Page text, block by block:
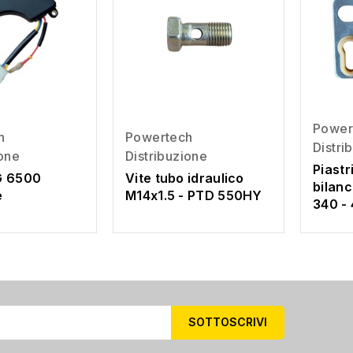
6500
Powertech
Distribuzione
Vite tubo idraulico
M14x1.5 - PTD 550HY
340 -